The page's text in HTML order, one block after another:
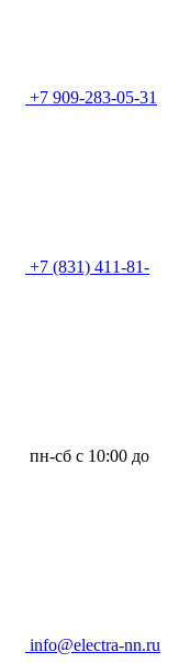
+7 909-283-05-31
+7 (831) 411-81-
пн-сб с 10:00 до
info@electra-nn.ru